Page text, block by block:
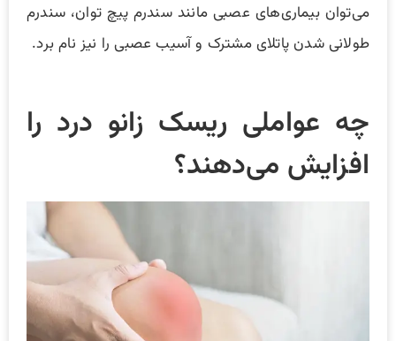
می‌توان بیماری‌های عصبی مانند سندرم پیچ توان، سندرم
طولانی شدن پاتلای مشترک و آسیب عصبی را نیز نام برد.
چه عواملی ریسک زانو درد را
افزایش می‌دهند؟